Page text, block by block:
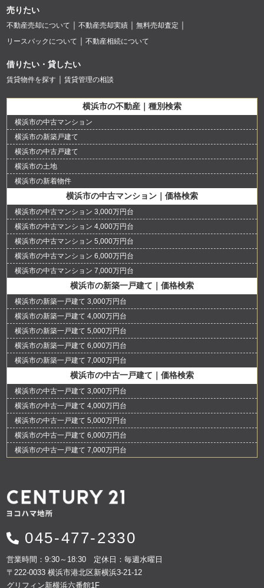
売りたい
不動産売却について 不動産売却実績
無料売却査定
リースバックについて
不動産相続について
借りたい・貸したい
賃貸物件を探す 賃貸管理の相談
横浜市の不動産｜種別検索
横浜市の中古マンション
横浜市の新築戸建て
横浜市の中古戸建て
横浜市の土地
横浜市の新着物件
横浜市の中古マンション｜価格検索
横浜市の中古マンション 3,000万円台
横浜市の中古マンション 4,000万円台
横浜市の中古マンション 5,000万円台
横浜市の中古マンション 6,000万円台
横浜市の中古マンション 7,000万円台
横浜市の新築一戸建て｜価格検索
横浜市の新築一戸建て 3,000万円台
横浜市の新築一戸建て 4,000万円台
横浜市の新築一戸建て 5,000万円台
横浜市の新築一戸建て 6,000万円台
横浜市の新築一戸建て 7,000万円台
横浜市の中古一戸建て｜価格検索
横浜市の中古一戸建て 3,000万円台
横浜市の中古一戸建て 4,000万円台
横浜市の中古一戸建て 5,000万円台
横浜市の中古一戸建て 6,000万円台
横浜市の中古一戸建て 7,000万円台
045-477-2330
営業時間：9:30～18:30 定休日：毎週水曜日
〒222-0033 横浜市港北区新横浜3-21-12
グリフィン新横浜六番館1F